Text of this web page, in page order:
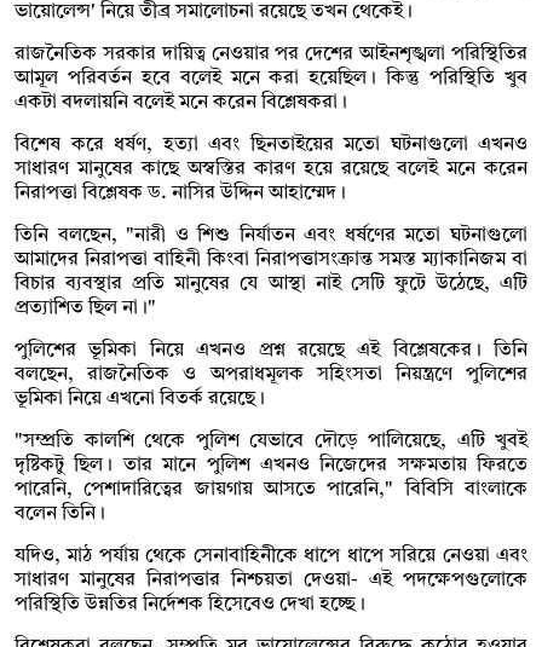
ভায়োলেন্স' নিয়ে তীব্র সমালোচনা রয়েছে তখন থেকেই।
রাজনৈতিক সরকার দায়িত্ব নেওয়ার পর দেশের আইনশৃঙ্খলা পরিস্থিতির
আমূল পরিবর্তন হবে বলেই মনে করা হয়েছিল। কিন্তু পরিস্থিতি খুব
একটা বদলায়নি বলেই মনে করেন বিশ্লেষকরা।
বিশেষ করে ধর্ষণ, হত্যা এবং ছিনতাইয়ের মতো ঘটনাগুলো এখনও
সাধারণ মানুষের কাছে অস্বস্তির কারণ হয়ে রয়েছে বলেই মনে করেন
নিরাপত্তা বিশ্লেষক ড. নাসির উদ্দিন আহাম্মেদ।
তিনি বলছেন, "নারী ও শিশু নির্যাতন এবং ধর্ষণের মতো ঘটনাগুলো
আমাদের নিরাপত্তা বাহিনী কিংবা নিরাপত্তাসংক্রান্ত সমস্ত ম্যাকানিজম বা
বিচার ব্যবস্থার প্রতি মানুষের যে আস্থা নাই সেটি ফুটে উঠেছে, এটি
প্রত্যাশিত ছিল না।"
পুলিশের ভূমিকা নিয়ে এখনও প্রশ্ন রয়েছে এই বিশ্লেষকের। তিনি
বলছেন, রাজনৈতিক ও অপরাধমূলক সহিংসতা নিয়ন্ত্রণে পুলিশের
ভূমিকা নিয়ে এখনো বিতর্ক রয়েছে।
"সম্প্রতি কালশি থেকে পুলিশ যেভাবে দৌড়ে পালিয়েছে, এটি খুবই
দৃষ্টিকটু ছিল। তার মানে পুলিশ এখনও নিজেদের সক্ষমতায় ফিরতে
পারেনি, পেশাদারিত্বের জায়গায় আসতে পারেনি," বিবিসি বাংলাকে
বলেন তিনি।
যদিও, মাঠ পর্যায় থেকে সেনাবাহিনীকে ধাপে ধাপে সরিয়ে নেওয়া এবং
সাধারণ মানুষের নিরাপত্তার নিশ্চয়তা দেওয়া- এই পদক্ষেপগুলোকে
পরিস্থিতি উন্নতির নির্দেশক হিসেবেও দেখা হচ্ছে।